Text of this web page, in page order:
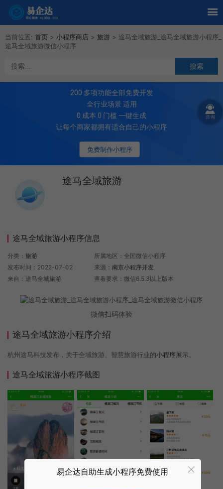
当前位置: 首页 > 小程序商店 > 旅游 > 途马全域旅游_途马全域旅游小程序_
途马全域旅游微信小程序
免费制作小程序
200 多项功能全部免费开发
全行业场景 适用
0 成本 0 门槛 一键生成
让每个商家都拥有适合自己的小程序
途马全域旅游
途马全域旅游小程序信息
分类： 旅游
发布时间：2022-07-02
来自：途马全域旅游
所属地区：全国微信小程序
来源： 南京小程序开发
查看要求：微信6.5.3以上版本
微信扫码体验
途马全域旅游小程序介绍
杭州途马科技发布，关于全域旅游、智慧旅游行业的小程序展示。
途马全域旅游小程序截图
易企达自助生成小程序免费使用